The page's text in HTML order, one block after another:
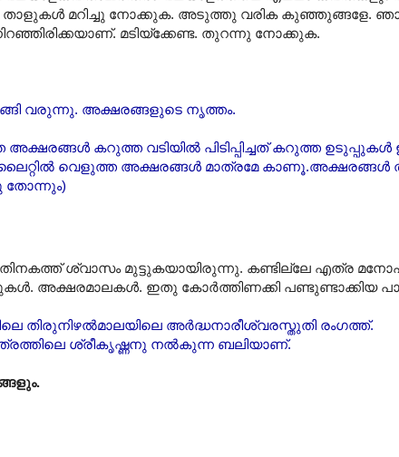
താളുകൾ മറിച്ചു നോക്കുക. അടുത്തു വരിക കുഞ്ഞുങ്ങളേ.
മടിയ്ക്കേണ്ട. തുറന്നു നോക്കുക.
വരുന്നു. അക്ഷരങ്ങളുടെ നൃത്തം.
കറുത്ത വടിയിൽ പിടിപ്പിച്ചത് കറുത്ത ഉടുപ്പുകൾ
ലൈറ്റിൽ വെളുത്ത അക്ഷരങ്ങൾ മാത്രമേ കാണൂ.അക്ഷരങ്ങൾ
തോന്നും)
ശ്വാസം മുട്ടുകയായിരുന്നു. കണ്ടില്ലേ എത്ര
അക്ഷരമാലകൾ. ഇതു കോർത്തിണക്കി പണ്ടുണ്ടാക്കിയ
തിരുനിഴൽമാലയിലെ അർദ്ധനാരീശ്വരസ്തുതി രംഗത്ത്.
ശ്രീകൃഷ്ണനു നൽകുന്ന ബലിയാണ്.